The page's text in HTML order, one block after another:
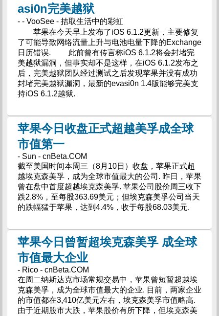
asi0n完美越狱
- - VooSee - 拮取生活中的彩虹
苹果在今天早上发布了iOS 6.1.2更新，主要修复
了可能导致网络流量上升与电池电量下降的Exchange
日历错误. 此前曾有传言称iOS 6.1.2将会封堵完
美越狱漏洞，但事实却不是这样，在iOS 6.1.2发布之
后，完美越狱团队经过测试之后发现苹果并没有成功
封堵完美越狱漏洞，最新的evasi0n 1.4版能够完美支
持iOS 6.1.2越狱.
苹果今日收盘正式超越美孚成全球
市值第一
- Sun - cnBeta.COM
截至美国时间本周三（8月10日）收盘，苹果正式超
越埃克森美孚，成为全球市值最大的公司. 昨日，苹果
曾在盘中首度超越埃克森美孚. 苹果公司股价周三收下
跌2.8%，至每股363.69美元；但埃克森美孚公司当天
的跌幅猛于苹果，达到4.4%，收于每股68.03美元.
苹果今日曾暂超埃克森美孚 成全球
市值最大企业
- Rico - cnBeta.COM
在周二纳斯达克市场常规交易中，苹果曾短暂超越埃
克森美孚，成为全球市值最大的企业. 目前，两家企业
的市值都在3,410亿美元左右，埃克森美孚市值略高.
由于近期股市大跌，苹果股价有所下降，但埃克森美